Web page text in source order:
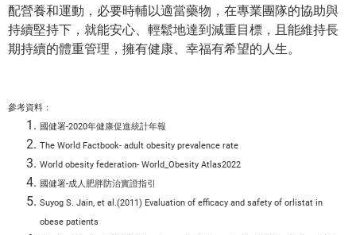
配營養和運動，必要時輔以適當藥物，在專業團隊的協助與
持續堅持下，就能安心、輕鬆地達到減重目標，且能維持長
期持續的體重管理，擁有健康、幸福有希望的人生。
參考資料：
國健署-2020年健康促進統計年報
The World Factbook- adult obesity prevalence rate
World obesity federation- World_Obesity Atlas2022
國健署-成人肥胖防治實證指引
Suyog S. Jain, et al.(2011) Evaluation of efficacy and safety of orlistat in
obese patients